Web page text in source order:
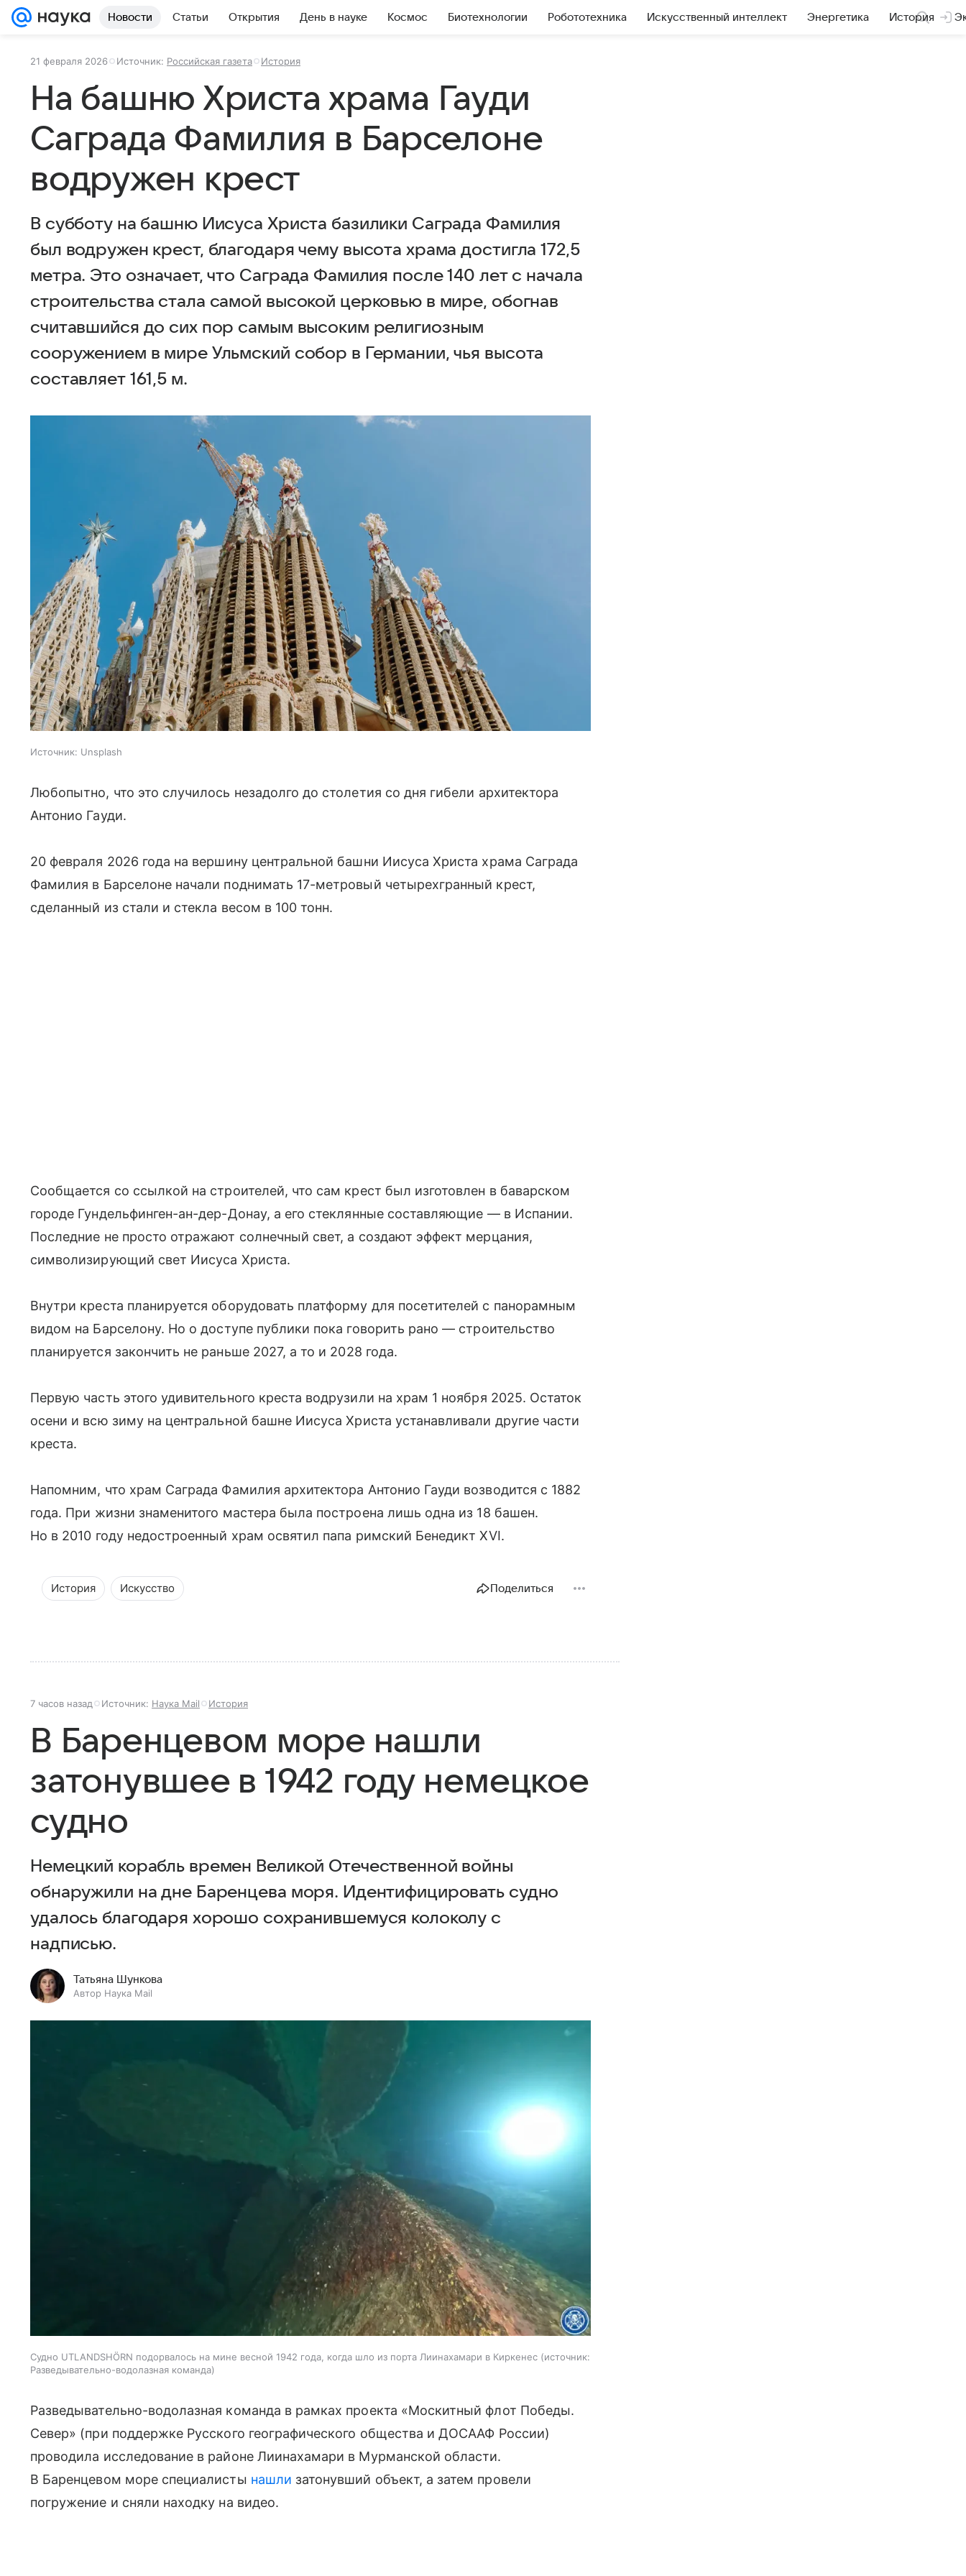
Новости Статьи Открытия День в науке Космос Биотехнологии Робототехника Искусственный интеллект Энергетика История
21 февраля 2026 Источник: Российская газета История
На башню Христа храма Гауди
Саграда Фамилия в Барселоне
водружен крест
В субботу на башню Иисуса Христа базилики Саграда Фамилия
был водружен крест, благодаря чему высота храма достигла 172,5
метра. Это означает, что Саграда Фамилия после 140 лет с начала
строительства стала самой высокой церковью в мире, обогнав
считавшийся до сих пор самым высоким религиозным
сооружением в мире Ульмский собор в Германии, чья высота
составляет 161,5 м.
Источник: Unsplash
Любопытно, что это случилось незадолго до столетия со дня гибели архитектора
Антонио Гауди.
20 февраля 2026 года на вершину центральной башни Иисуса Христа храма Саграда
Фамилия в Барселоне начали поднимать 17-метровый четырехгранный крест,
сделанный из стали и стекла весом в 100 тонн.
Сообщается со ссылкой на строителей, что сам крест был изготовлен в баварском
городе Гундельфинген-ан-дер-Донау, а его стеклянные составляющие — в Испании.
Последние не просто отражают солнечный свет, а создают эффект мерцания,
символизирующий свет Иисуса Христа.
Внутри креста планируется оборудовать платформу для посетителей с панорамным
видом на Барселону. Но о доступе публики пока говорить рано — строительство
планируется закончить не раньше 2027, а то и 2028 года.
Первую часть этого удивительного креста водрузили на храм 1 ноября 2025. Остаток
осени и всю зиму на центральной башне Иисуса Христа устанавливали другие части
креста.
Напомним, что храм Саграда Фамилия архитектора Антонио Гауди возводится с 1882
года. При жизни знаменитого мастера была построена лишь одна из 18 башен.
Но в 2010 году недостроенный храм освятил папа римский Бенедикт XVI.
История Искусство Поделиться
7 часов назад Источник: Наука Mail История
В Баренцевом море нашли
затонувшее в 1942 году немецкое
судно
Немецкий корабль времен Великой Отечественной войны
обнаружили на дне Баренцева моря. Идентифицировать судно
удалось благодаря хорошо сохранившемуся колоколу с
надписью.
Татьяна Шункова
Автор Наука Mail
Судно UTLANDSHÖRN подорвалось на мине весной 1942 года, когда шло из порта Лиинахамари в Киркенес
источник:
Разведывательно-водолазная команда
Разведывательно-водолазная команда в рамках проекта «Москитный флот Победы.
Север» (при поддержке Русского географического общества и ДОСААФ России)
проводила исследование в районе Лиинахамари в Мурманской области.
В Баренцевом море специалисты нашли затонувший объект, а затем провели
погружение и сняли находку на видео.